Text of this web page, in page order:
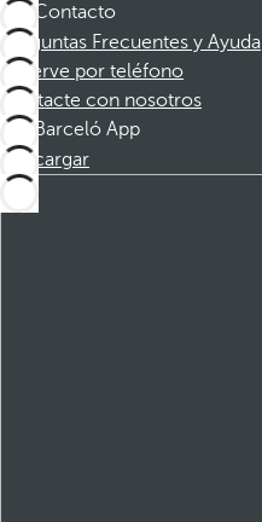
Contacto
Preguntas Frecuentes y Ayuda
Reserve por teléfono
Contacte con nosotros
Barceló App
Descargar